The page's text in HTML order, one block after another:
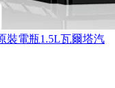
裝電瓶1.5L瓦爾塔汽